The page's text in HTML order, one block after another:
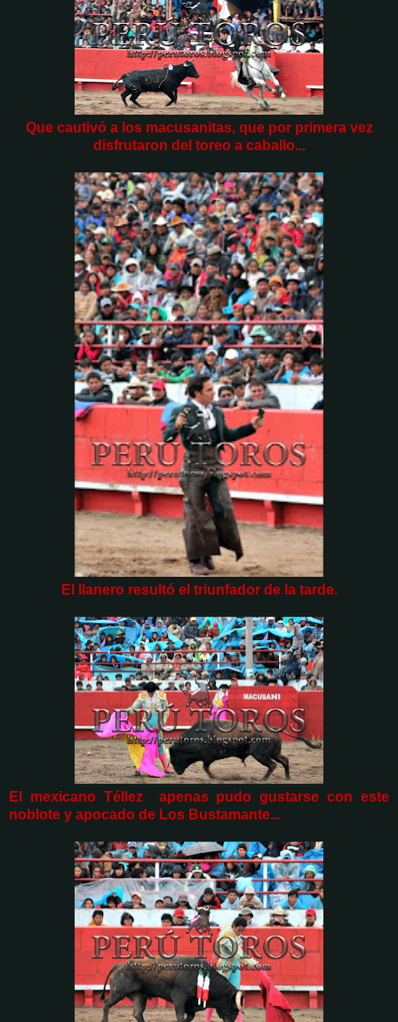
Que cautivó a los macusanitas, que por primera vez
disfrutaron del toreo a caballo...
El llanero resultó el triunfador de la tarde.
El mexicano Téllez apenas pudo gustarse con este
noblote y apocado de Los Bustamante...